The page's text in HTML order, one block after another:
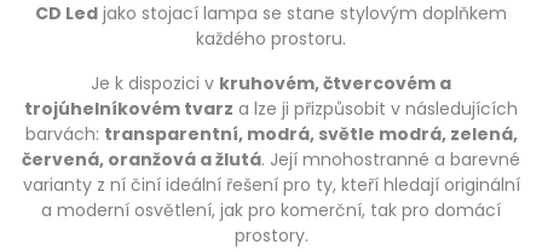
CD Led jako stojací lampa se stane stylovým doplňkem
každého prostoru.
Je k dispozici v kruhovém, čtvercovém a
trojúhelníkovém tvarz a lze ji přizpůsobit v následujících
barvách: transparentní, modrá, světle modrá, zelená,
červená, oranžová a žlutá. Její mnohostranné a barevné
varianty z ní činí ideální řešení pro ty, kteří hledají originální
a moderní osvětlení, jak pro komerční, tak pro domácí
prostory.